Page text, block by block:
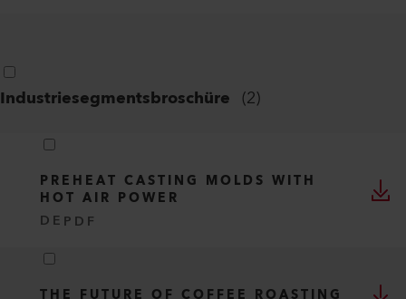
Industriesegmentsbroschüre (2)
PREHEAT CASTING MOLDS WITH
HOT AIR POWER
DE PDF